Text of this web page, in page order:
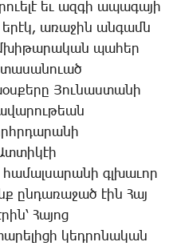
եւ ազ­գի ա­պա­գա­յի
ա­ռա­ջին ան­գամն
մխի­թա­րա­կան պա­հեր
­Յու­նաս­տա­նի
գլխա­ւոր
ըն­դա­ռա­ջած էին ­Հայ
­Հա­յոց
կեդ­րո­նա­կան